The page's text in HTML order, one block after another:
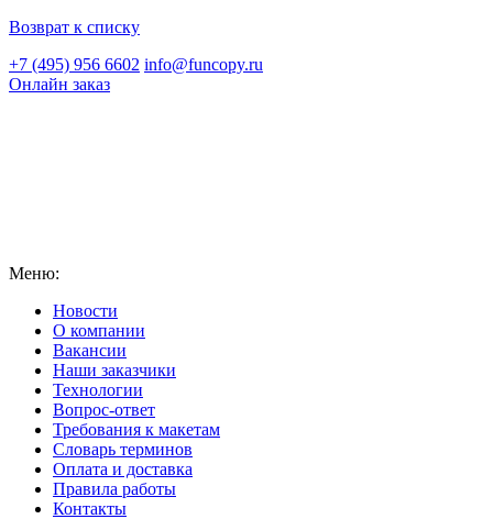
Возврат к списку
+7 (495) 956 6602 info@funcopy.ru
Онлайн заказ
Меню:
Новости
О компании
Вакансии
Наши заказчики
Технологии
Вопрос-ответ
Требования к макетам
Словарь терминов
Оплата и доставка
Правила работы
Контакты